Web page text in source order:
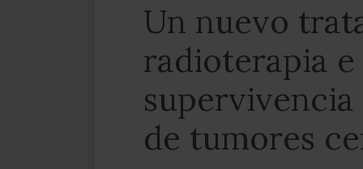
Un nuevo
radioterapia
de tumores